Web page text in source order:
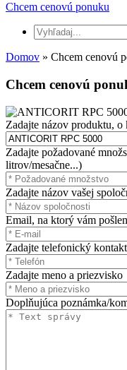
Chcem cenovú ponuku
Domov » Chcem cenovú
Chcem cenovú
Zadajte názov produktu, o
Zadajte požadované
litrov/mesačne...)
Zadajte názov vašej
Email, na ktorý vám
Zadajte telefonický kontakt
Zadajte meno a priezvisko
Doplňujúca poznámka/